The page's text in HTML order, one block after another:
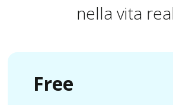
nella vita
Free